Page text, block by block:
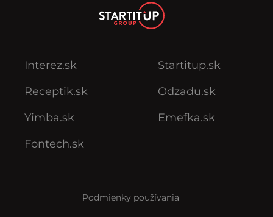
Interez.sk
Receptik.sk
Yimba.sk
Fontech.sk
Startitup.sk
Odzadu.sk
Emefka.sk
Podmienky používania